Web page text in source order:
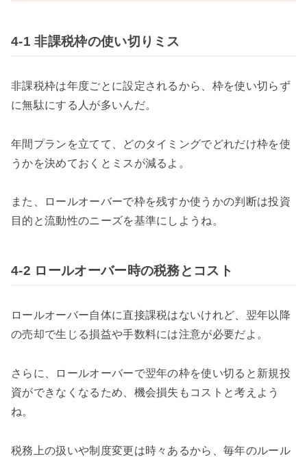
4-1 非課税枠の使い切りミス
非課税枠は年度ごとに設定されるから、枠を使い切らず
に無駄にする人が多いんだ。
年間プランを立てて、どのタイミングでどれだけ枠を使
うかを決めておくとミスが減るよ。
また、ロールオーバーで枠を残すか使うかの判断は投資
目的と流動性のニーズを基準にしようね。
4-2 ロールオーバー時の税務とコスト
ロールオーバー自体に直接課税はないけれど、翌年以降
の売却で生じる損益や手数料には注意が必要だよ。
さらに、ロールオーバーで翌年の枠を使い切ると新規投
資ができなくなるため、機会損失もコストと考えよう
ね。
税務上の扱いや制度変更は時々あるから、毎年のルール